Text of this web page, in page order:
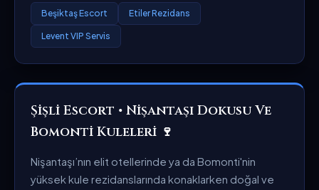
Beşiktaş Escort Etiler Rezidans
Levent VIP Servis
Şişli Escort • Nişantaşı Dokusu Ve
Bomonti Kuleleri 🍷
Nişantaşı’nın elit otellerinde ya da Bomonti'nin
yüksek kule rezidanslarında konaklarken doğal ve